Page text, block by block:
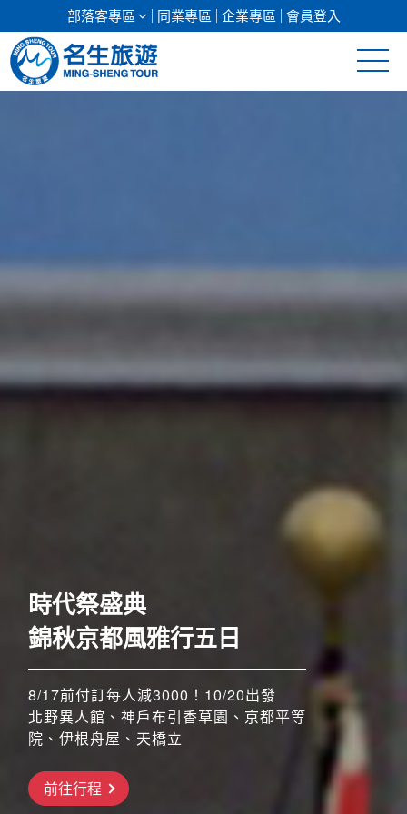
部落客專區 同業專區 企業專區 會員登入
韓國
美加紐澳
搶先GO
時代祭盛典
錦秋京都風雅行五日
8/17前付訂每人減3000！10/20出發
北野異人館、神戶布引香草園、京都平等
院、伊根舟屋、天橋立
前往行程
前往行程